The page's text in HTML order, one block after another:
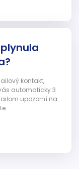
kontakt,
automaticky 3
upozorní na